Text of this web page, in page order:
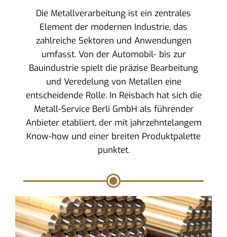
Die Metallverarbeitung ist ein zentrales
Element der modernen Industrie, das
zahlreiche Sektoren und Anwendungen
umfasst. Von der Automobil- bis zur
Bauindustrie spielt die präzise Bearbeitung
und Veredelung von Metallen eine
entscheidende Rolle. In Reisbach hat sich die
Metall-Service Berli GmbH als führender
Anbieter etabliert, der mit jahrzehntelangem
Know-how und einer breiten Produktpalette
punktet.